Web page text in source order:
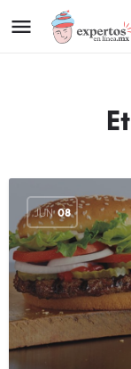
JUN 08